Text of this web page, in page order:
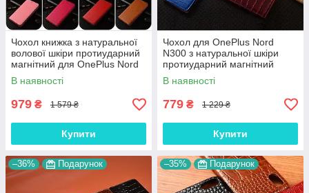
Чохол книжка з натуральної
волової шкіри протиударний
магнітний для OnePlus Nord
N300 "BULL"
В наявності
979 ₴ 1 579 ₴
Купити
Чохол для OnePlus Nord
N300 з натуральної шкіри
протиударний магнітний
книжка з підставкою "LUXOR"
В наявності
779 ₴ 1 229 ₴
Купити
–36% Подарунок –35% Подарунок